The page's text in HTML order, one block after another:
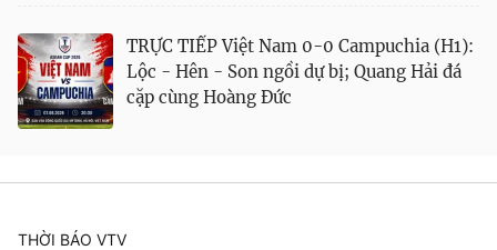
TRỰC TIẾP Việt Nam 0-0 Campuchia (H1):
Lộc - Hên - Son ngồi dự bị; Quang Hải đá
cặp cùng Hoàng Đức
THỜI BÁO VTV